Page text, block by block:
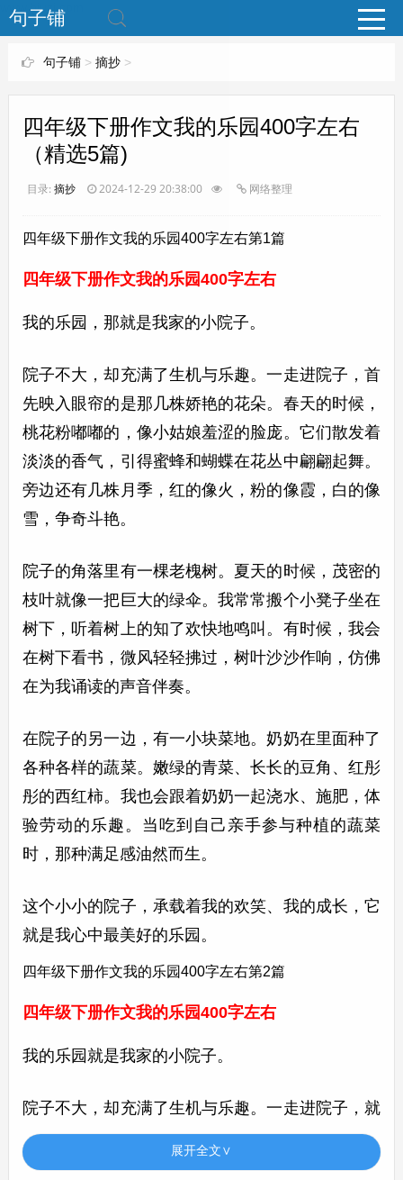
www.bjuzi.com
句子铺
句子铺> 摘抄>
四年级下册作文我的乐园400字左右
（精选5篇)
目录: 摘抄 2024-12-29 20:38:00 网络整理
四年级下册作文我的乐园400字左右第1篇
四年级下册作文我的乐园400字左右
我的乐园，那就是我家的小院子。
院子不大，却充满了生机与乐趣。一走进院子，首
先映入眼帘的是那几株娇艳的花朵。春天的时候，
桃花粉嘟嘟的，像小姑娘羞涩的脸庞。它们散发着
淡淡的香气，引得蜜蜂和蝴蝶在花丛中翩翩起舞。
旁边还有几株月季，红的像火，粉的像霞，白的像
雪，争奇斗艳。
院子的角落里有一棵老槐树。夏天的时候，茂密的
枝叶就像一把巨大的绿伞。我常常搬个小凳子坐在
树下，听着树上的知了欢快地鸣叫。有时候，我会
在树下看书，微风轻轻拂过，树叶沙沙作响，仿佛
在为我诵读的声音伴奏。
在院子的另一边，有一小块菜地。奶奶在里面种了
各种各样的蔬菜。嫩绿的青菜、长长的豆角、红彤
彤的西红柿。我也会跟着奶奶一起浇水、施肥，体
验劳动的乐趣。当吃到自己亲手参与种植的蔬菜
时，那种满足感油然而生。
这个小小的院子，承载着我的欢笑、我的成长，它
就是我心中最美好的乐园。
四年级下册作文我的乐园400字左右第2篇
四年级下册作文我的乐园400字左右
我的乐园就是我家的小院子。
院子不大，却充满了生机与乐趣。一走进院子，就
能看到墙角那一片碧绿的菜地。菜地里种着各种各
样的蔬菜，有红彤彤的西红柿，像一个个小灯笼挂
展开全文∨